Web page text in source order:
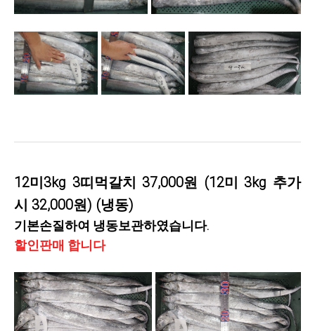
12미3kg 3띠먹갈치 37,000원 (12미 3kg 추가
시 32,000원) (냉동)
기본손질하여 냉동보관하였습니다.
할인판매 합니다